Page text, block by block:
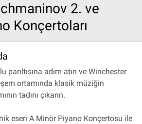
2. ve
Konçertoları
parıltısına adım atın ve Winchester
ortamında klasik müziğin
tadını çıkarın.
eseri A Minör Piyano Konçertosu ile